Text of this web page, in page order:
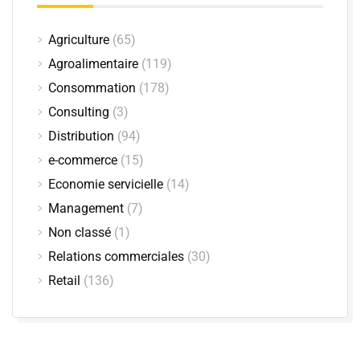
Agriculture (65)
Agroalimentaire (119)
Consommation (178)
Consulting (3)
Distribution (94)
e-commerce (15)
Economie servicielle (14)
Management (7)
Non classé (1)
Relations commerciales (30)
Retail (136)